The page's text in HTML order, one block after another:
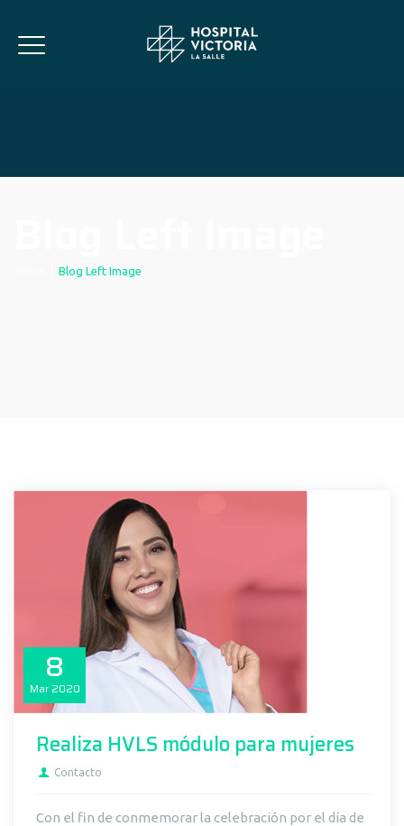
Blog Left Image
8
Mar 2020
Realiza HVLS módulo para mujeres
Contacto
Con el fin de conmemorar la celebración por el día de